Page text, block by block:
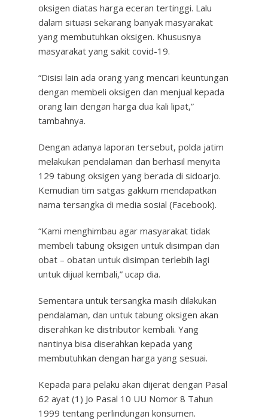
oksigen diatas harga eceran tertinggi. Lalu
dalam situasi sekarang banyak masyarakat
yang membutuhkan oksigen. Khususnya
masyarakat yang sakit covid-19.
“Disisi lain ada orang yang mencari keuntungan
dengan membeli oksigen dan menjual kepada
orang lain dengan harga dua kali lipat,”
tambahnya.
Dengan adanya laporan tersebut, polda jatim
melakukan pendalaman dan berhasil menyita
129 tabung oksigen yang berada di sidoarjo.
Kemudian tim satgas gakkum mendapatkan
nama tersangka di media sosial (Facebook).
“Kami menghimbau agar masyarakat tidak
membeli tabung oksigen untuk disimpan dan
obat – obatan untuk disimpan terlebih lagi
untuk dijual kembali,” ucap dia.
Sementara untuk tersangka masih dilakukan
pendalaman, dan untuk tabung oksigen akan
diserahkan ke distributor kembali. Yang
nantinya bisa diserahkan kepada yang
membutuhkan dengan harga yang sesuai.
Kepada para pelaku akan dijerat dengan Pasal
62 ayat (1) Jo Pasal 10 UU Nomor 8 Tahun
1999 tentang perlindungan konsumen.